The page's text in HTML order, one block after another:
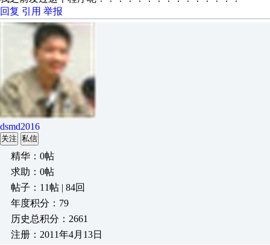
回复 引用 举报
dsmd2016
关注 私信
精华：0帖
求助：0帖
帖子：11帖 | 84回
年度积分：79
历史总积分：2661
注册：2011年4月13日